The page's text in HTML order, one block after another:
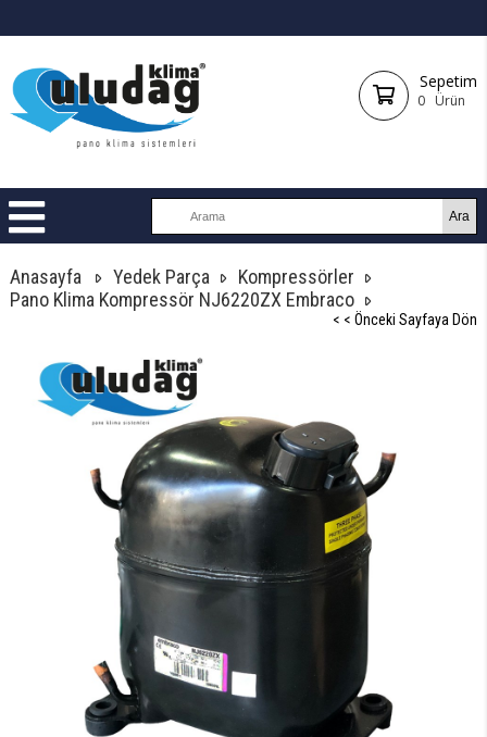
Sepetim
0 Ürün
Anasayfa Yedek Parça
Kompressörler
Pano Klima Kompressör NJ6220ZX Embraco
< < Önceki Sayfaya Dön